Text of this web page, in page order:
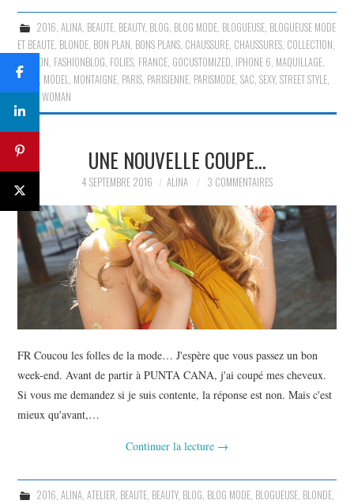
2016, ALINA, BEAUTE, BEAUTY, BLOG, BLOG MODE, BLOGUEUSE, BLOGUEUSE MODE
ET BEAUTE, BLONDE, BON PLAN, BONS PLANS, CHAUSSURE, CHAUSSURES, COLLECTION,
FASHION, FASHIONBLOG, FOLIES, FRANCE, GOCUSTOMIZED, IPHONE 6, MAQUILLAGE,
MODE , MODEL, MONTAIGNE, PARIS, PARISIENNE, PARISMODE,SAC,SEXY,STREET STYLE,
STYLE,WOMAN
UNE NOUVELLE COUPE…
4 SEPTEMBRE 2016 ALINA 3 COMMENTAIRES
FR Coucou les folles de la mode… J'espère que vous passez un bon
week-end. Avant de partir à PUNTA CANA, j'ai coupé mes cheveux.
Si vous me demandez si je suis contente, la réponse est non. Mais c'est
mieux qu'avant,…
Continuer la lecture →
2016, ALINA, ATELIER, BEAUTE, BEAUTY, BLOG, BLOG MODE, BLOGUEUSE, BLONDE,